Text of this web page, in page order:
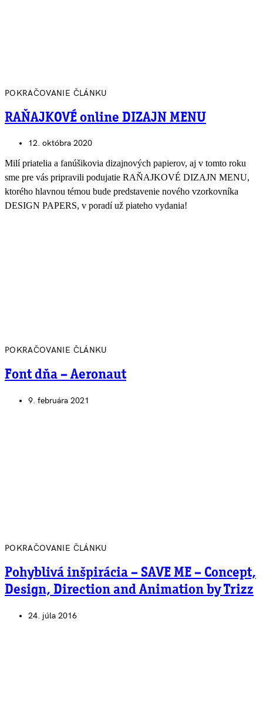
POKRAČOVANIE ČLÁNKU
RAŇAJKOVÉ online DIZAJN MENU
12. októbra 2020
Milí priatelia a fanúšikovia dizajnových papierov, aj v tomto roku
sme pre vás pripravili podujatie RAŇAJKOVÉ DIZAJN MENU,
ktorého hlavnou témou bude predstavenie nového vzorkovníka
DESIGN PAPERS, v poradí už piateho vydania!
POKRAČOVANIE ČLÁNKU
Font dňa – Aeronaut
9. februára 2021
POKRAČOVANIE ČLÁNKU
Pohyblivá inšpirácia – SAVE ME – Concept,
Design, Direction and Animation by Trizz
24. júla 2016